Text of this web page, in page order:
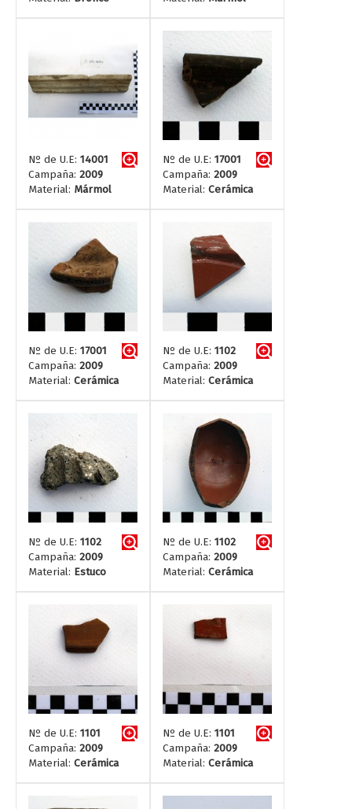
Nº de U.E: 14001
Campaña: 2009
Material: Mármol
Nº de U.E: 17001
Campaña: 2009
Material: Cerámica
Nº de U.E: 17001
Campaña: 2009
Material: Cerámica
Nº de U.E: 1102
Campaña: 2009
Material: Cerámica
Nº de U.E: 1102
Campaña: 2009
Material: Estuco
Nº de U.E: 1102
Campaña: 2009
Material: Cerámica
Nº de U.E: 1101
Campaña: 2009
Material: Cerámica
Nº de U.E: 1101
Campaña: 2009
Material: Cerámica